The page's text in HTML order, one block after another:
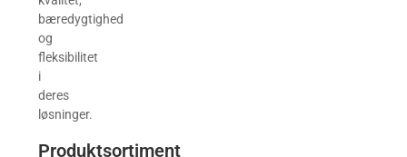
bæredygtighed
og
fleksibilitet
i
deres
løsninger.
Produktsortiment